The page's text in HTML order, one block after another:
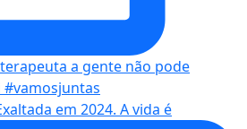
em 2024. A vida é